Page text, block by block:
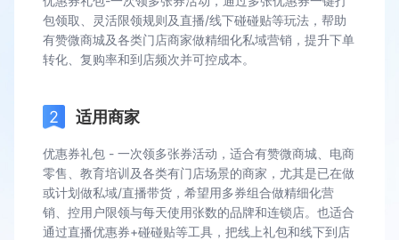
包领取、灵活限领规则及直播/线下碰碰贴等玩法，帮助
有赞微商城及各类门店商家做精细化私域营销，提升下单
转化、复购率和到店频次并可控成本。
适用商家
优惠券礼包 - 一次领多张券活动，适合有赞微商城、电商
零售、教育培训及各类有门店场景的商家，尤其是已在做
或计划做私域/直播带货，希望用多券组合做精细化营
销、控用户限领与每天使用张数的品牌和连锁店。也适合
通过直播优惠券+碰碰贴等工具，把线上礼包和线下到店